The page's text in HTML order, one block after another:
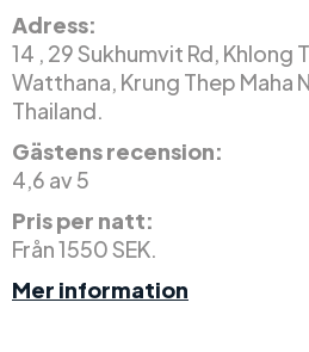
Adress:
14 , 29 Sukhumvit Rd, Khlong
Watthana, Krung Thep Maha
Thailand.
Gästens recension:
4,6 av 5
Pris per natt:
Från 1550 SEK.
Mer information